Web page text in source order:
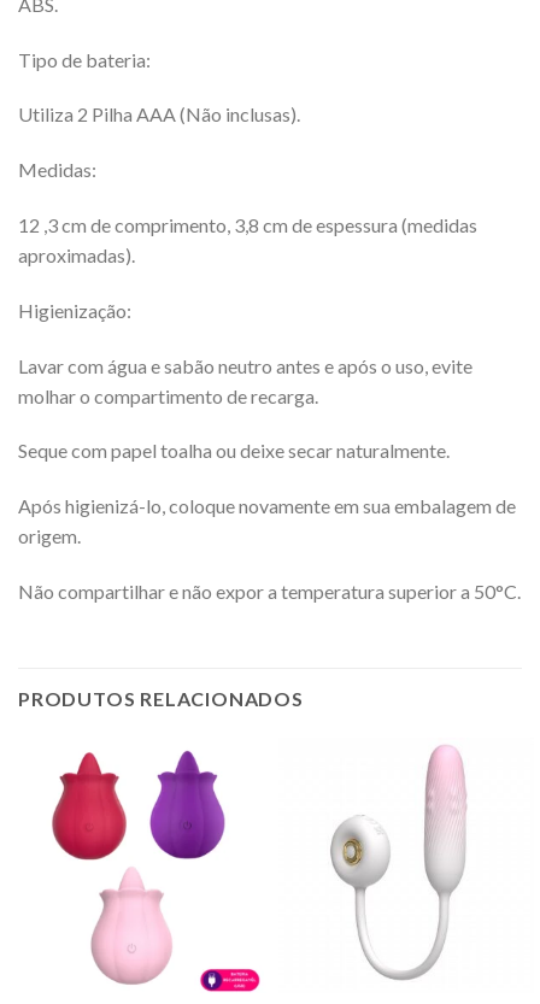
Tipo de bateria:
Utiliza 2 Pilha AAA (Não inclusas).
Medidas:
12 ,3 cm de comprimento, 3,8 cm de espessura (medidas
aproximadas).
Higienização:
Lavar com água e sabão neutro antes e após o uso, evite
molhar o compartimento de recarga.
Seque com papel toalha ou deixe secar naturalmente.
Após higienizá-lo, coloque novamente em sua embalagem de
origem.
Não compartilhar e não expor a temperatura superior a 50°C.
PRODUTOS RELACIONADOS